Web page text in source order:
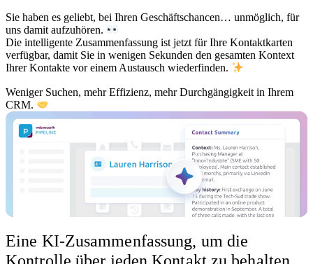
Sie haben es geliebt, bei Ihren Geschäftschancen… unmöglich, für
uns damit aufzuhören.
Die intelligente Zusammenfassung ist jetzt für Ihre Kontaktkarten
verfügbar, damit Sie in wenigen Sekunden den gesamten Kontext
Ihrer Kontakte vor einem Austausch wiederfinden.
Weniger Suchen, mehr Effizienz, mehr Durchgängigkeit in Ihrem
CRM.
Eine KI-Zusammenfassung, um die